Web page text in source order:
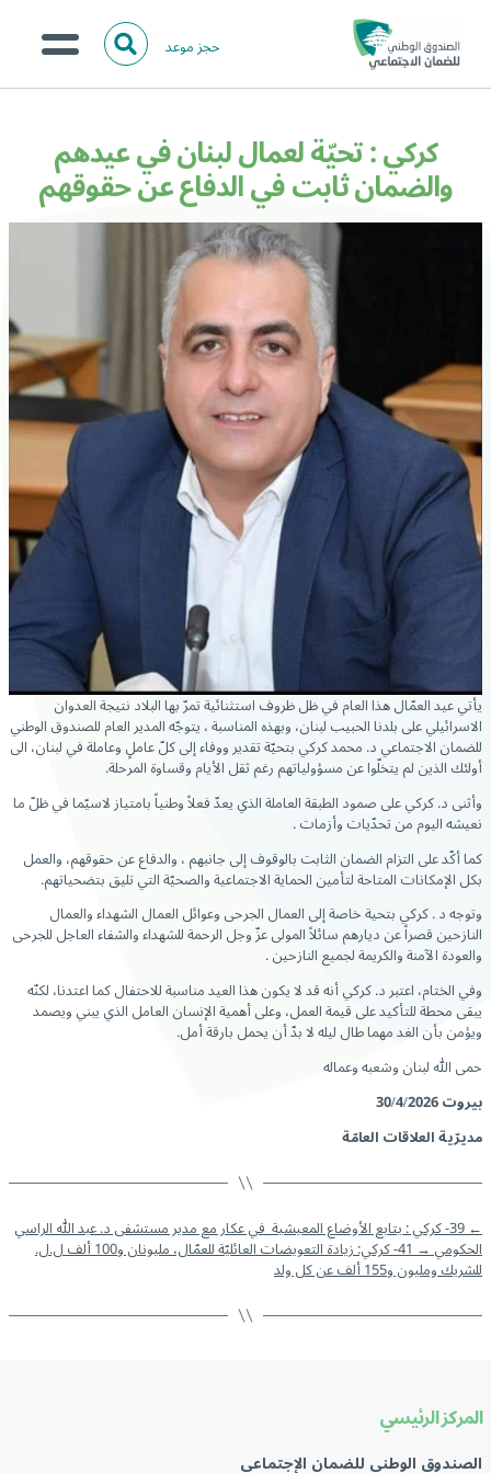
حجز موعد ا
ل
ث
الخدمات الالكترونية
المركز الإعلامي
تواصل معنا
البحث
كركي : تحيّة لعمال لبنان في عيدهم
والضمان ثابت في الدفاع عن حقوقهم
يأتي عيد العمّال هذا العام في ظل ظروف استثنائية تمرّ بها البلاد نتيجة العدوان
الاسرائيلي على بلدنا الحبيب لبنان، وبهذه المناسبة ، يتوجّه المدير العام للصندوق الوطني
للضمان الاجتماعي د. محمد كركي بتحيّة تقدير ووفاء إلى كلّ عاملٍ وعاملة في لبنان، الى
أولئك الذين لم يتخلّوا عن مسؤولياتهم رغم ثقل الأيام وقساوة المرحلة.
وأثنى د. كركي على صمود الطبقة العاملة الذي يعدّ فعلاً وطنياً بامتياز لاسيّما في ظلّ ما
نعيشه اليوم من تحدّيات وأزمات .
كما أكّد على التزام الضمان الثابت بالوقوف إلى جانبهم ، والدفاع عن حقوقهم، والعمل
بكل الإمكانات المتاحة لتأمين الحماية الاجتماعية والصحيّة التي تليق بتضحياتهم.
وتوجه د . كركي بتحية خاصة إلى العمال الجرحى وعوائل العمال الشهداء والعمال
النازحين قصراً عن ديارهم سائلاً المولى عزّ وجل الرحمة للشهداء والشفاء العاجل للجرحى
والعودة الآمنة والكريمة لجميع النازحين .
وفي الختام، اعتبر د. كركي أنه قد لا يكون هذا العيد مناسبة للاحتفال كما اعتدنا، لكنّه
يبقى محطة للتأكيد على قيمة العمل، وعلى أهمية الإنسان العامل الذي يبني ويصمد
ويؤمن بأن الغد مهما طال ليله لا بدّ أن يحمل بارقة أمل.
حمى الله لبنان وشعبه وعماله
بيروت 30/4/2026
مديرّية العلاقات العامّة
← 39- كركي : يتابع الأوضاع المعيشية في عكار مع مدير مستشفى د. عبد الله الراسي
الحكومي→ 41- كركي: زيادة التعويضات العائليّة للعمّال، مليونان و100 ألف ل.ل.
للشريك ومليون و155 ألف عن كل ولد
المركز الرئيسي
الصندوق الوطني للضمان الإجتماعي